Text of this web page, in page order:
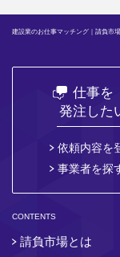
建設業のお仕事マッチング｜請負市場
仕事を
発注した
依頼内容を
事業者を探
CONTENTS
請負市場とは